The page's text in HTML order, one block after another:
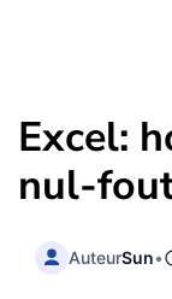
Excel:
nul-
AuteurSun•